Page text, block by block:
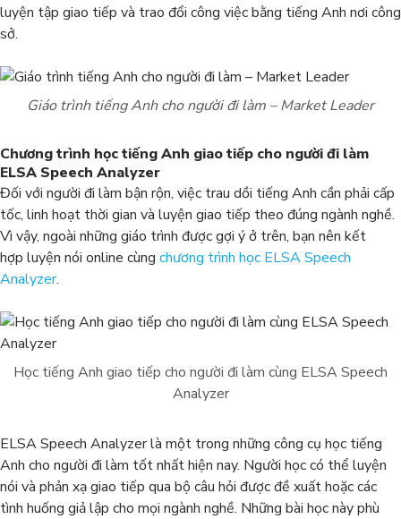
luyện tập giao tiếp và trao đổi công việc bằng tiếng Anh nơi công
sở.
Giáo trình tiếng Anh cho người đi làm – Market Leader
Chương trình học tiếng Anh giao tiếp cho người đi làm
ELSA Speech Analyzer
Đối với người đi làm bận rộn, việc trau dồi tiếng Anh cần phải cấp
tốc, linh hoạt thời gian và luyện giao tiếp theo đúng ngành nghề.
Vì vậy, ngoài những giáo trình được gợi ý ở trên, bạn nên kết
hợp luyện nói online cùng chương trình học ELSA Speech
Analyzer.
Học tiếng Anh giao tiếp cho người đi làm cùng ELSA Speech
Analyzer
ELSA Speech Analyzer là một trong những công cụ học tiếng
Anh cho người đi làm tốt nhất hiện nay. Người học có thể luyện
nói và phản xạ giao tiếp qua bộ câu hỏi được đề xuất hoặc các
tình huống giả lập cho mọi ngành nghề. Những bài học này phù